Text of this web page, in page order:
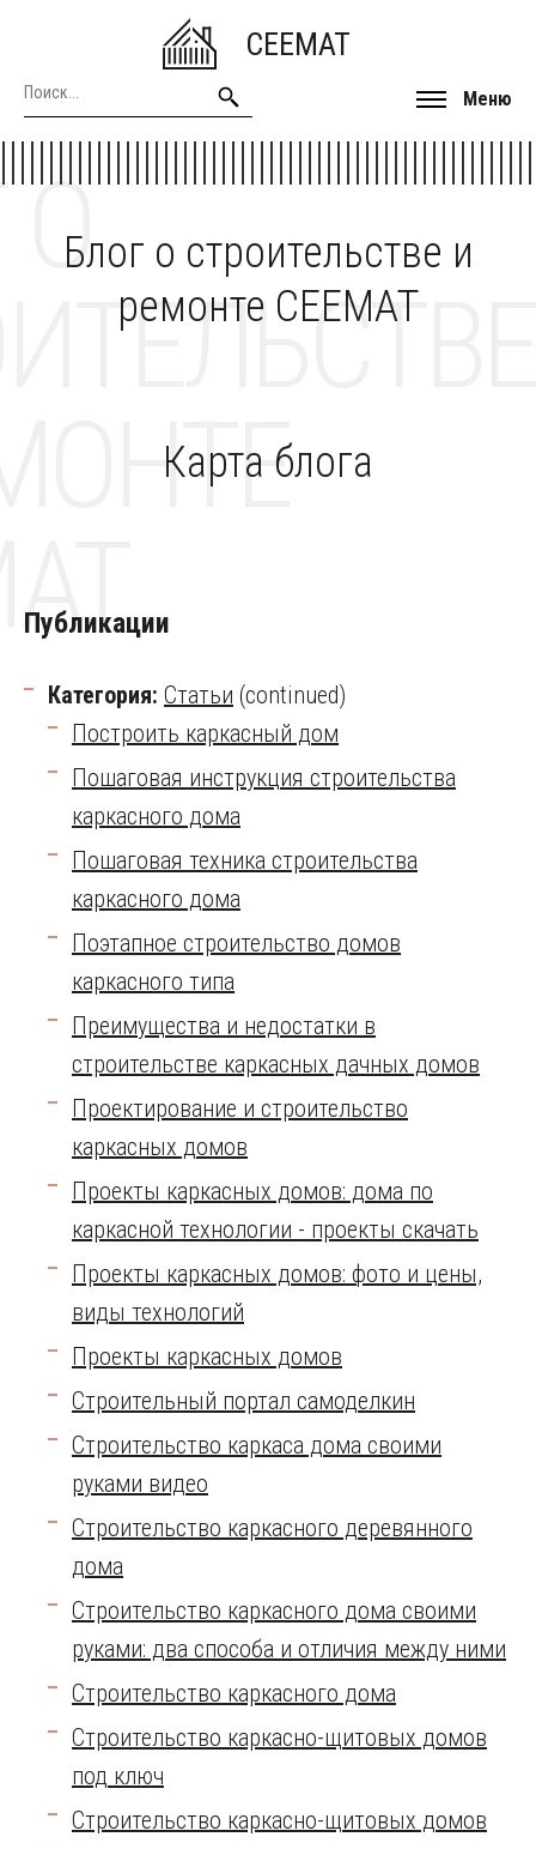
CEEMAT
Меню
Блог о строительстве и
ремонте CEEMAT
О
Карта блога
Публикации
Категория: Статьи (continued)
Построить каркасный дом
Пошаговая инструкция строительства
каркасного дома
Пошаговая техника строительства
каркасного дома
Поэтапное строительство домов
каркасного типа
Преимущества и недостатки в
строительстве каркасных дачных домов
Проектирование и строительство
каркасных домов
Проекты каркасных домов: дома по
каркасной технологии - проекты скачать
Проекты каркасных домов: фото и цены,
виды технологий
Проекты каркасных домов
Строительный портал самоделкин
Строительство каркаса дома своими
руками видео
Строительство каркасного деревянного
дома
Строительство каркасного дома своими
руками: два способа и отличия между ними
Строительство каркасного дома
Строительство каркасно-щитовых домов
под ключ
Строительство каркасно-щитовых домов